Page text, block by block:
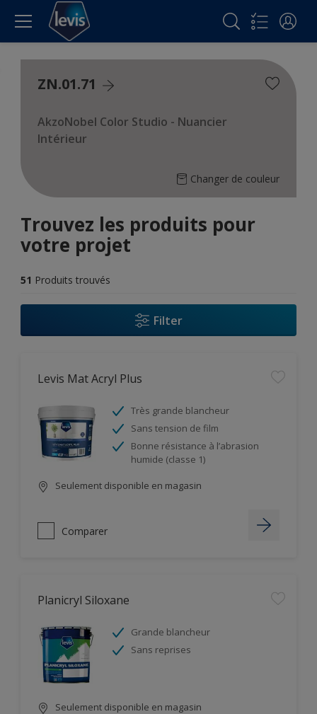
ZN.01.71
AkzoNobel Color Studio - Nuancier
Intérieur
Changer de couleur
Trouvez les produits pour
votre projet
51 Produits trouvés
Filter
Levis Mat Acryl Plus
Très grande blancheur
Sans tension de film
Bonne résistance à l’abrasion
humide (classe 1)
Seulement disponible en magasin
Comparer
Planicryl Siloxane
Grande blancheur
Sans reprises
Seulement disponible en magasin